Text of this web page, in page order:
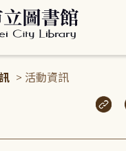
> 活動資訊